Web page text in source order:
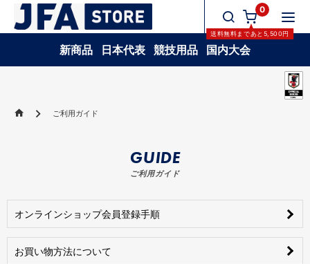
0
送料無料まであと 5,500円
新商品 日本代表 競技用品 国内大会
ご利用ガイド
GUIDE
ご利用ガイド
オンラインショップ会員登録手順
お買い物方法について